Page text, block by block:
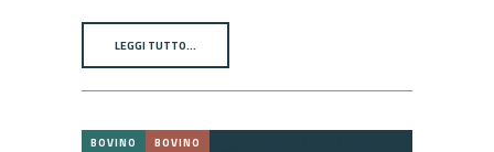
LEGGI TUTTO…
BOVINO BOVINO